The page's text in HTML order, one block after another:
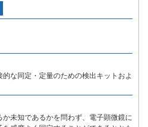
な同定・定量のための検出キットおよ
未知であるかを問わず、電子顕微鏡に